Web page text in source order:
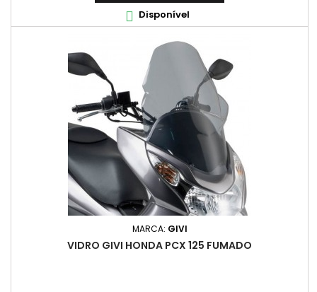
 Disponível
MARCA: GIVI
VIDRO GIVI HONDA PCX 125 FUMADO